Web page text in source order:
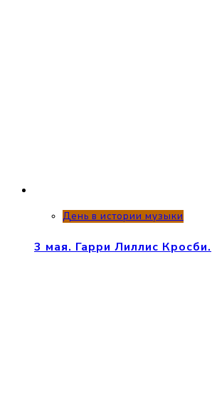
День в истории музыки
3 мая. Гарри Лиллис Кросби.